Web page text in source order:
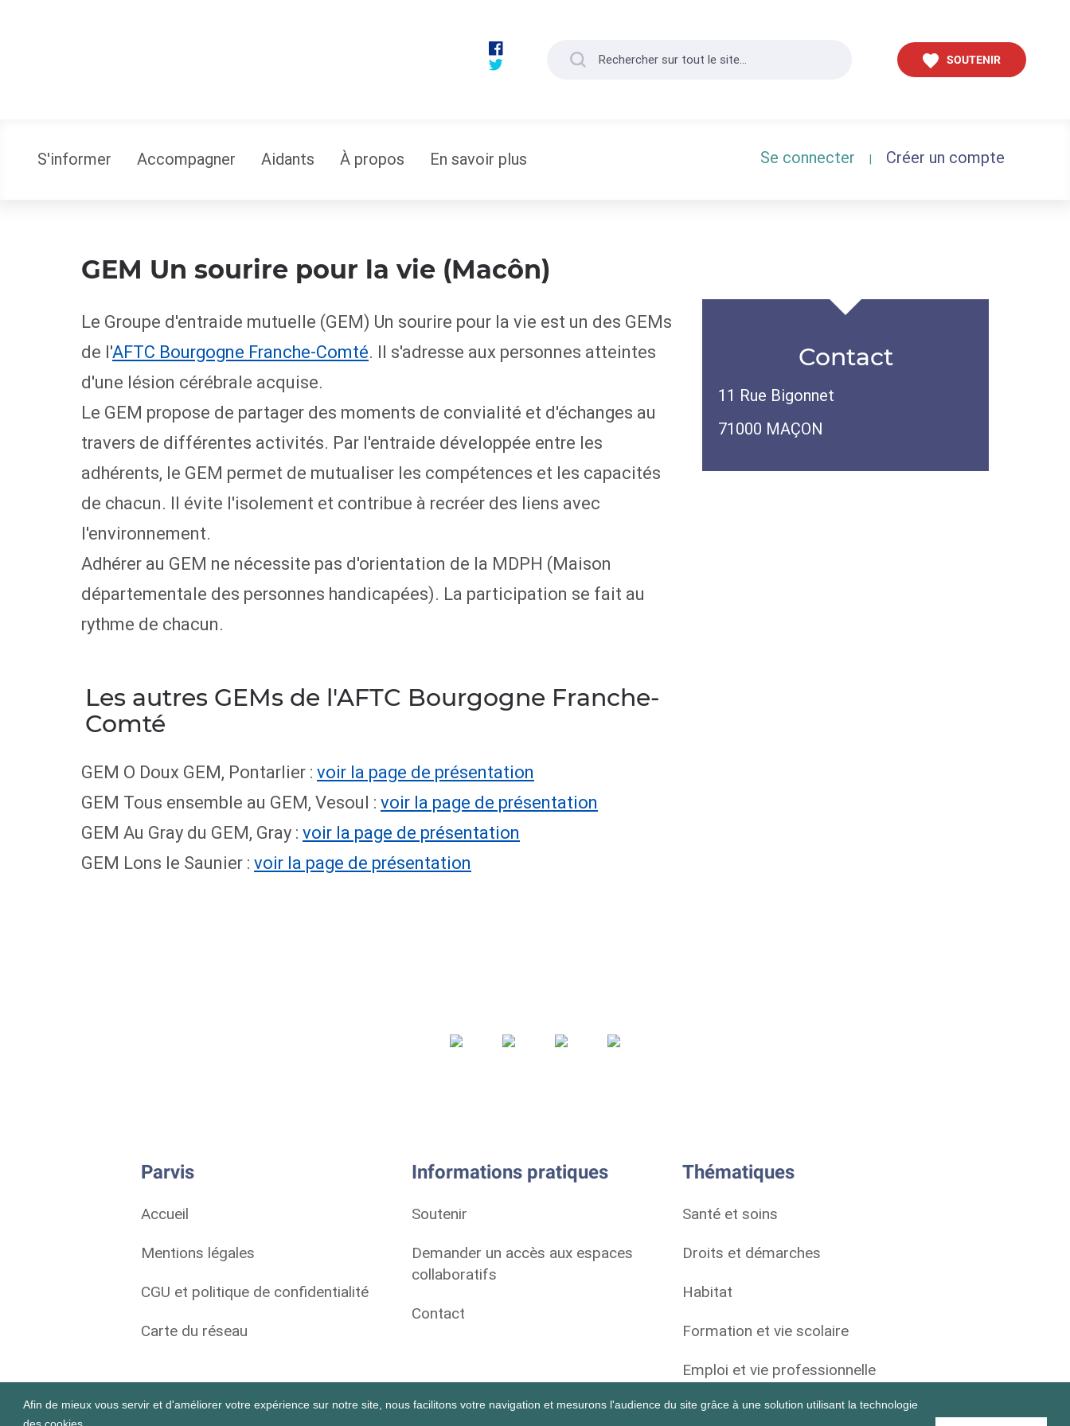
Afin de mieux vous servir et d'améliorer votre expérience sur notre site, nous facilitons votre navigation et mesurons l'audience du site grâce à une solution utilisant la technologie
SOUTENIR
S'informer Accompagner Aidants À propos En savoir plus Se connecter | Créer un compte
GEM Un sourire pour la vie (Macôn)
Le Groupe d'entraide mutuelle (GEM) Un sourire pour la vie est un des GEMs
de l'AFTC Bourgogne Franche-Comté. Il s'adresse aux personnes atteintes
d'une lésion cérébrale acquise.
Le GEM propose de partager des moments de convialité et d'échanges au
travers de différentes activités. Par l'entraide développée entre les
adhérents, le GEM permet de mutualiser les compétences et les capacités
de chacun. Il évite l'isolement et contribue à recréer des liens avec
l'environnement.
Adhérer au GEM ne nécessite pas d'orientation de la MDPH (Maison
départementale des personnes handicapées). La participation se fait au
rythme de chacun.
Les autres GEMs de l'AFTC Bourgogne Franche-
Comté
GEM O Doux GEM, Pontarlier : voir la page de présentation
GEM Tous ensemble au GEM, Vesoul : voir la page de présentation
GEM Au Gray du GEM, Gray : voir la page de présentation
GEM Lons le Saunier : voir la page de présentation
Contact
11 Rue Bigonnet
71000 MAÇON
Parvis
Accueil
Mentions légales
CGU et politique de confidentialité
Carte du réseau
Informations pratiques
Soutenir
Demander un accès aux espaces
collaboratifs
Contact
Thématiques
Santé et soins
Droits et démarches
Habitat
Formation et vie scolaire
Emploi et vie professionnelle
Vie personnelle et sociale